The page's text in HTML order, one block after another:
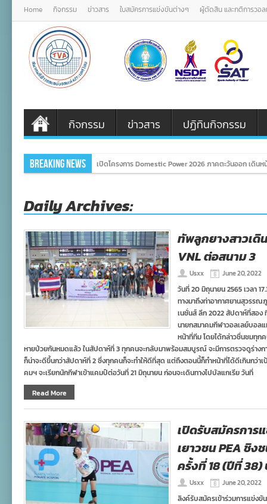
Home กิจกรรม ข่าวสาร ใบสมัครการแข่งขันต่างๆ ผู้ตัดสิน และกติการวอ
กิจกรรม ข่าวสาร ปฏิทินกิจกรรม
Breaking News เปิดโครงการ Domestic Power 2026 ภาคตะวันออก เดิน
Daily Archives:
ทัพลูกยางสาวเ
VNL ต่อสนาม 3
Usxx June 20, 2022
วันที่ 20 มิถุนายน 2565 เวลา
ทางมาถึงท่าอากาศยานสุวรร
เนชั่นส์ ลีก 2022 สัปดาห์ที่สอง
นายกสมาคมกีฬาวอลเลย์บอลแ
หน้าที่ทีม โดยได้กล่าวชื่นชมทุก
หายป่วยกันหมดแล้ว ในสัปดาห์ที่ 3 ทุกคนจะกลับมาพร้อมสมบูรณ์ จะมีการตรวจดูร่างก
ก็น่าจะดีขึ้นกว่าสัปดาห์ที่ 2 ซึ่งทุกคนก็จะทำให้ดีที่สุด แต่ถึงตอนนี้ก็ทำหน้าที่ได้ดีเกินกว่าเ
คมฯ จะเรียกนักกีฬาเข้าแคมป์ต่อวันที่ 21 มิถุนายน ก่อนจะเดินทางไปบัลแกเรีย วันที่
Read More
เปิดรับสมัครการ
เยาวชน PEA ชิง
ครั้งที่ 18 (ปีที่ 38)
Usxx June 20, 2022
ลิงค์รับสมัครเข้าร่วมการแข่ง